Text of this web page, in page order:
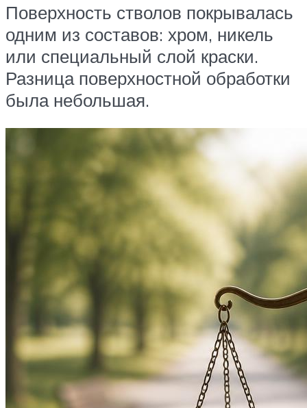
Поверхность стволов покрывалась
одним из составов: хром, никель
или специальный слой краски.
Разница поверхностной обработки
была небольшая.